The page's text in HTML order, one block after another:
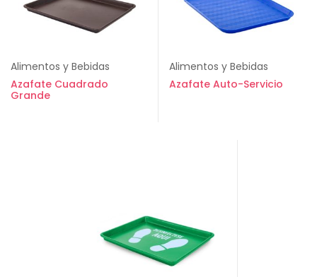
Alimentos y Bebidas
Azafate Cuadrado
Grande
Alimentos y Bebidas
Azafate Auto-Servicio